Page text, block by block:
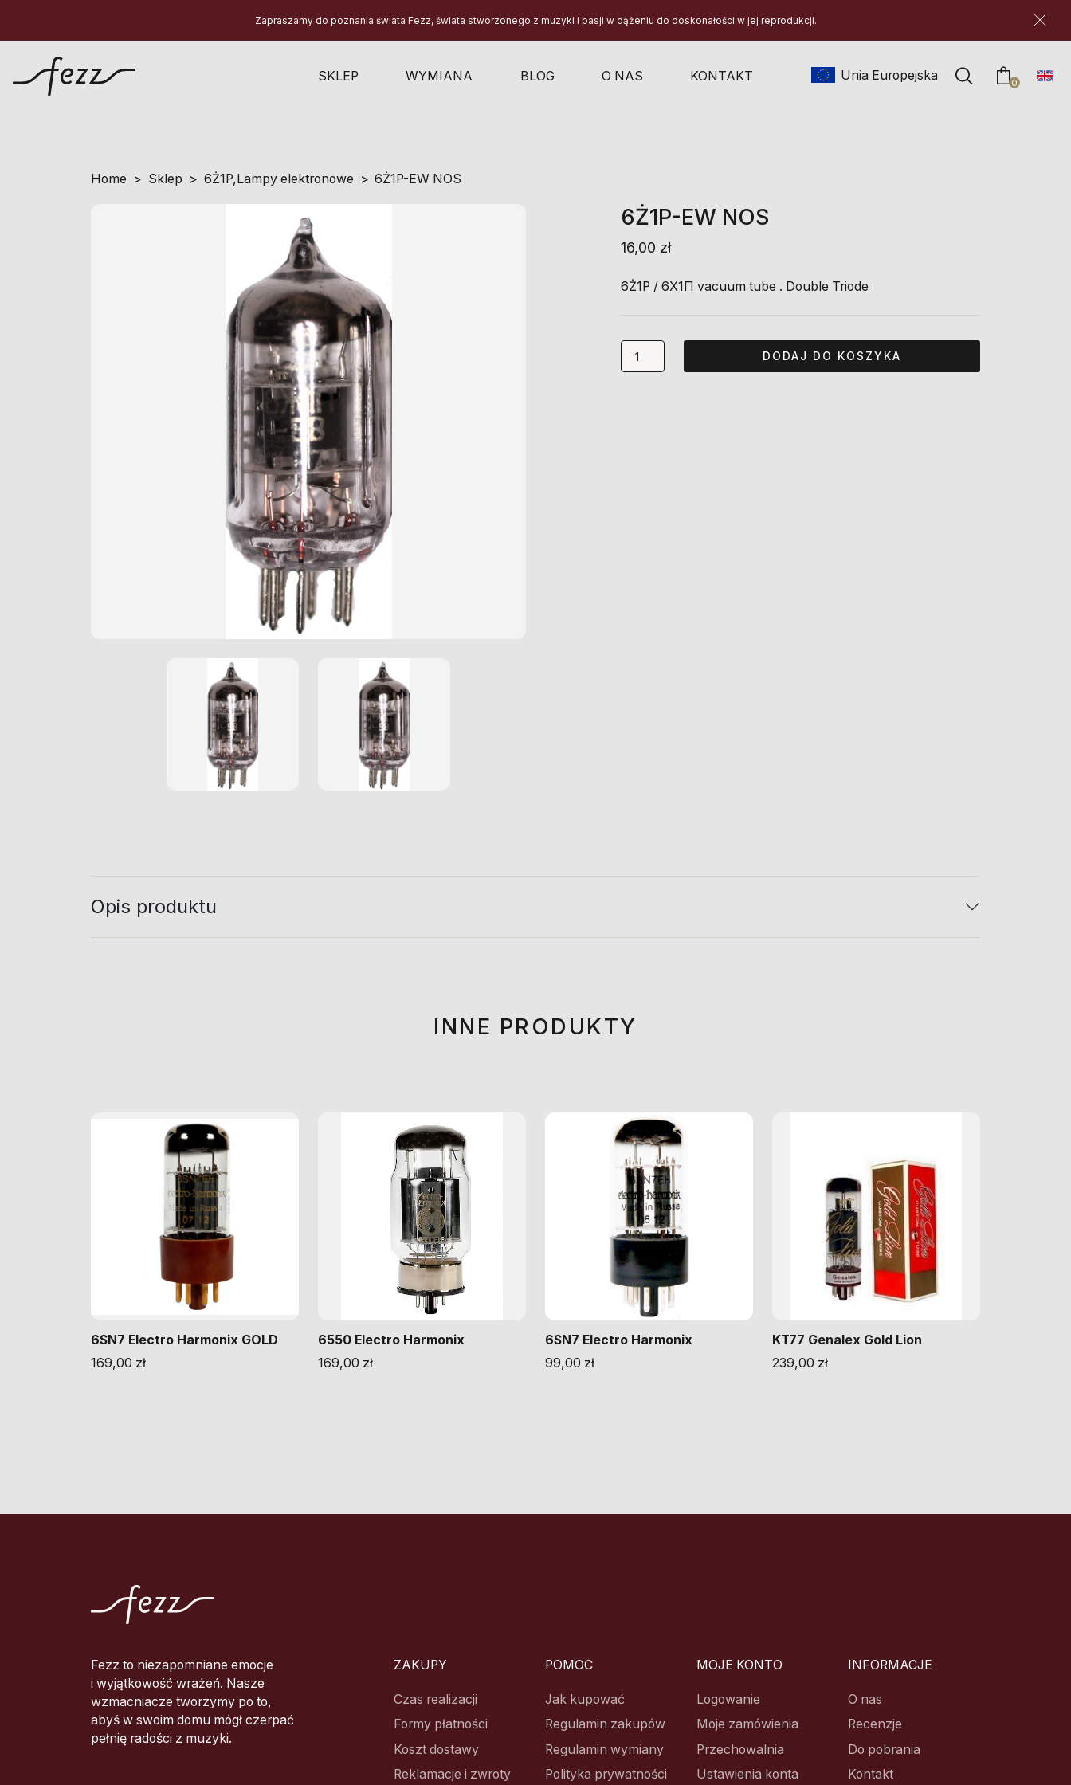
Zapraszamy do poznania świata Fezz, świata stworzonego z muzyki i pasji w dążeniu do doskonałości w jej reprodukcji.
SKLEP WYMIANA BLOG O NAS KONTAKT Unia Europejska 0produktów
Home Sklep 6Ż1P, Lampy elektronowe 6Ż1P-EW NOS
6Ż1P-EW NOS
16,00 zł
6Ż1P / 6X1П vacuum tube . Double Triode
ilość
6Ż1P-
DODAJ DO KOSZYKA
Opis produktu
INNE PRODUKTY
6SN7 Electro Harmonix GOLD
169,00 zł
6550 Electro Harmonix
169,00 zł
6SN7 Electro Harmonix
99,00 zł
KT77 Genalex Gold Lion
239,00 zł
Fezz to niezapomniane emocje
i wyjątkowość wrażeń. Nasze
wzmacniacze tworzymy po to,
abyś w swoim domu mógł czerpać
pełnię radości z muzyki.
ZAKUPY
Czas realizacji
Formy płatności
Koszt dostawy
Reklamacje i zwroty
POMOC
Jak kupować
Regulamin zakupów
Regulamin wymiany
Polityka prywatności
MOJE KONTO
Logowanie
Moje zamówienia
Przechowalnia
Ustawienia konta
INFORMACJE
O nas
Recenzje
Do pobrania
Kontakt